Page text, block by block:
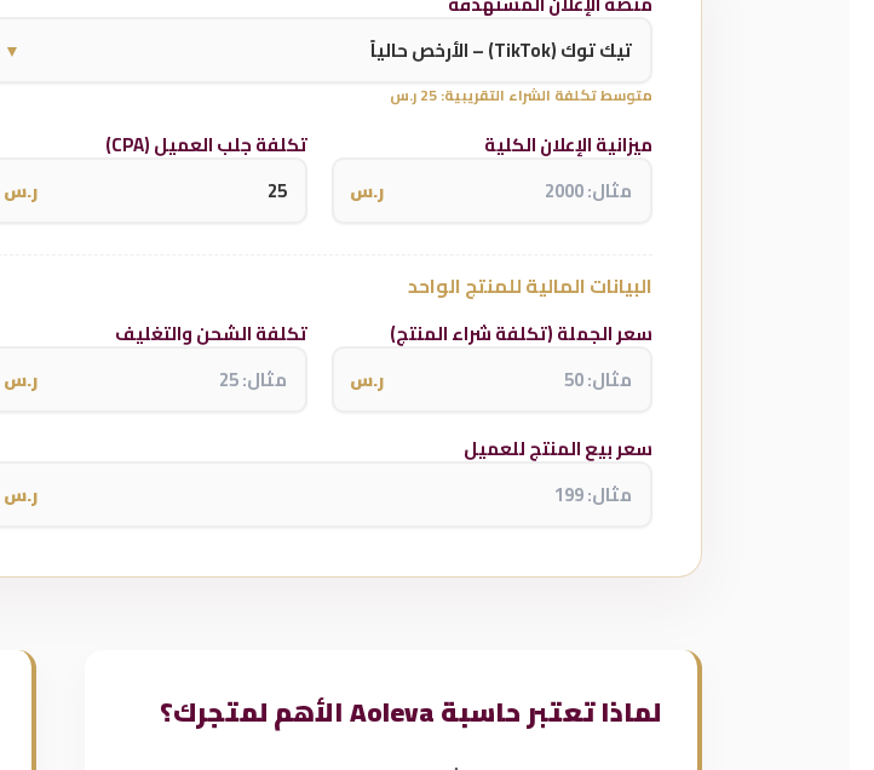
▼
متوسط تكلفة الشراء التقريبية: 25 ر.س
ميزانية الإعلان الكلية
ر.س
تكلفة جلب العميل (CPA)
ر.س
البيانات المالية للمنتج الواحد
سعر الجملة (تكلفة شراء المنتج)
ر.س
تكلفة الشحن والتغليف
ر.س
سعر بيع المنتج للعميل
ر.س
لماذا تعتبر حاسبة Aoleva الأهم لمتجرك؟